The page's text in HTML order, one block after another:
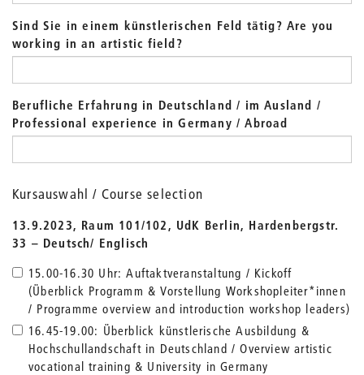
Sind Sie in einem künstlerischen Feld tätig? Are you
working in an artistic field?
Berufliche Erfahrung in Deutschland / im Ausland /
Professional experience in Germany / Abroad
Kursauswahl / Course selection
13.9.2023, Raum 101/102, UdK Berlin, Hardenbergstr.
33 – Deutsch/ Englisch
15.00-16.30 Uhr: Auftaktveranstaltung / Kickoff
(Überblick Programm & Vorstellung Workshopleiter*innen
/ Programme overview and introduction workshop leaders)
16.45-19.00: Überblick künstlerische Ausbildung &
Hochschullandschaft in Deutschland / Overview artistic
vocational training & University in Germany